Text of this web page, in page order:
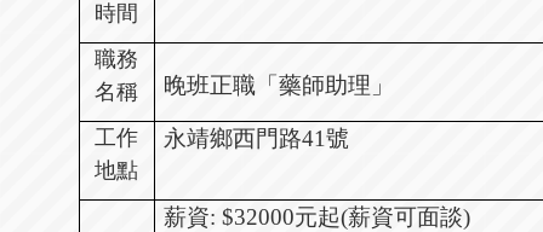
時間
職務
名稱
晚班正職「藥師助理」
工作
地點
永靖鄉西門路41號
薪資: $32000元起(薪資可面談)